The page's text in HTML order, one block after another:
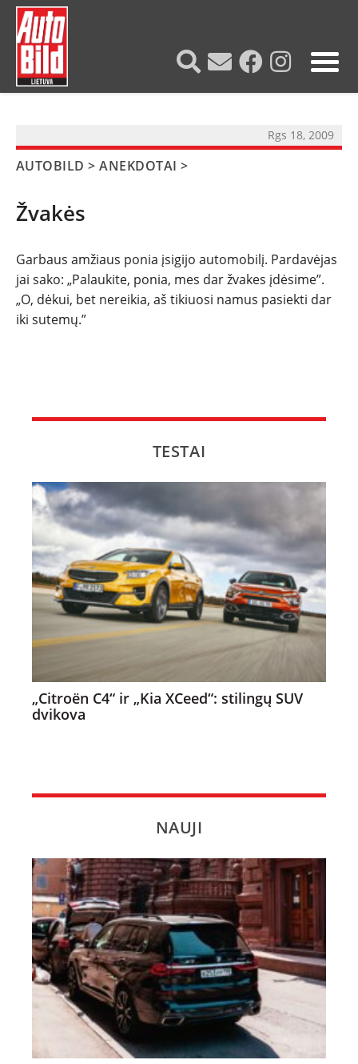
NAUJIENOS
NAUDOTI
REPORTAŽAI
SPORTAS
PATARIMAI
ĮVAIRENYBĖS
Rgs 18, 2009
AUTOBILD >ANEKDOTAI >
Žvakės
Garbaus amžiaus ponia įsigijo automobilį. Pardavėjas
jai sako: „Palaukite, ponia, mes dar žvakes įdėsime”.
„O, dėkui, bet nereikia, aš tikiuosi namus pasiekti dar
iki sutemų.”
TESTAI
„Citroën C4“ ir „Kia XCeed“: stilingų SUV
dvikova
NAUJI